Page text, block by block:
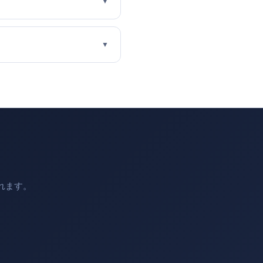
▼
す。